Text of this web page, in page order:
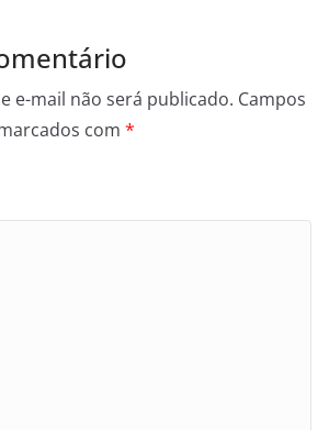
e-mail não será publicado. Campos
com *